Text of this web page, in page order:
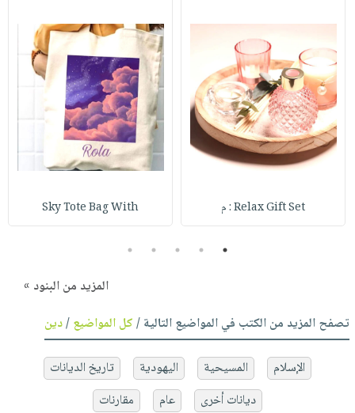
Relax Gift Set : م Sky Tote Bag With
1
2
3
4
5
المزيد من البنود »
تصفح المزيد من الكتب في المواضيع التالية /كل المواضيع/دين
الإسلام المسيحية اليهودية
تاريخ الديانات
ديانات أخرى
عام مقارنات